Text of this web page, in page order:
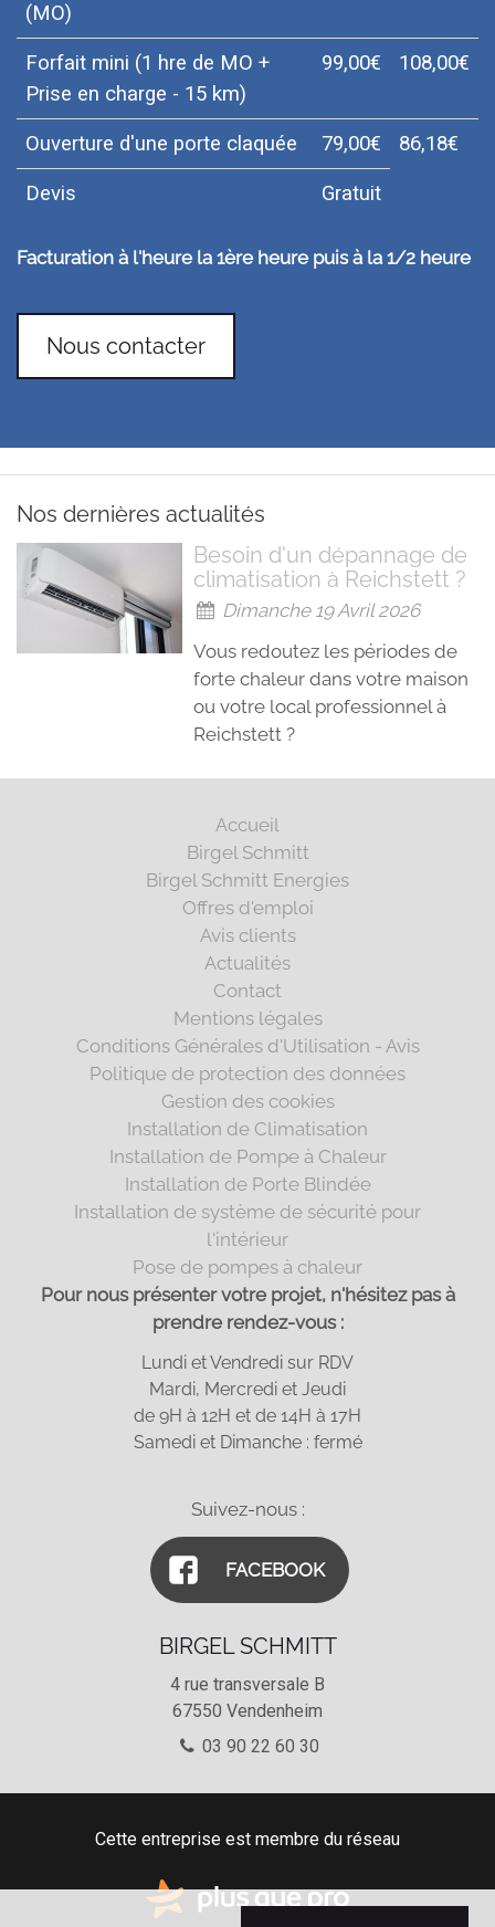
(MO)
Forfait mini (1 hre de MO +
Prise en charge - 15 km)
99,00€ 108,00€
Ouverture d'une porte claquée 79,00€ 86,18€
Devis Gratuit
Facturation à l'heure la 1ère heure puis à la 1/2 heure
Nous contacter
Nos dernières actualités
Besoin d'un dépannage de
climatisation à Reichstett ?
Dimanche 19 Avril 2026
Vous redoutez les périodes de
forte chaleur dans votre maison
ou votre local professionnel à
Reichstett ?
Accueil
Birgel Schmitt
Birgel Schmitt Energies
Offres d'emploi
Avis clients
Actualités
Contact
Mentions légales
Conditions Générales d'Utilisation - Avis
Politique de protection des données
Gestion des cookies
Installation de Climatisation
Installation de Pompe à Chaleur
Installation de Porte Blindée
Installation de système de sécurité pour
l'intérieur
Pose de pompes à chaleur
Pour nous présenter votre projet, n'hésitez pas à
prendre rendez-vous :
Lundi et Vendredi sur RDV
Mardi, Mercredi et Jeudi
de 9H à 12H et de 14H à 17H
Samedi et Dimanche : fermé
Suivez-nous :
FACEBOOK
BIRGEL SCHMITT
4 rue transversale B
67550 Vendenheim
03 90 22 60 30
Cette entreprise est membre du réseau